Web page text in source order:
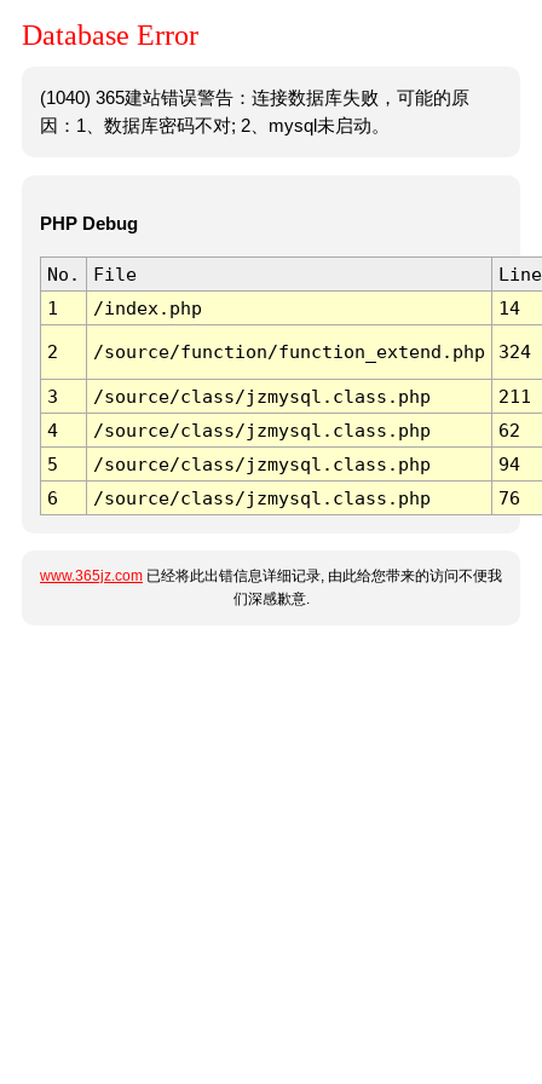
Database Error
(1040) 365建站错误警告：连接数据库失败，可能的原
因：1、数据库密码不对; 2、mysql未启动。
PHP Debug
No. File
Line
1
/index.php 14
2 /source/function/function_extend.php 324
3 /source/class/jzmysql.class.php
211
4
/source/class/jzmysql.class.php
62
5
/source/class/jzmysql.class.php
94
6
/source/class/jzmysql.class.php 76
www.365jz.com 已经将此出错信息详细记录, 由此给您带来的访问不便我
们深感歉意.